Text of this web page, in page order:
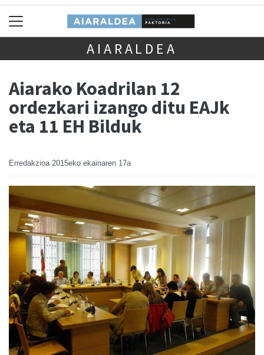
AIARALDEA
Aiarako Koadrilan 12
ordezkari izango ditu EAJk
eta 11 EH Bilduk
Erredakzioa 2015eko ekainaren 17a